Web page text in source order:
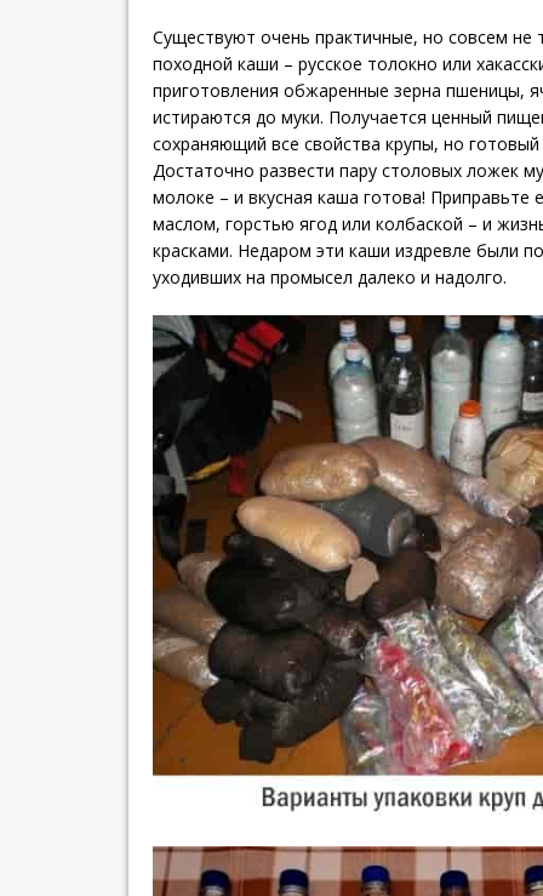
Существуют очень практичные, но совсем не
походной каши – русское толокно или
приготовления обжаренные зерна пшеницы,
истираются до муки. Получается ценный
сохраняющий все свойства крупы, но
Достаточно развести пару столовых ложек
молоке – и вкусная каша готова! Приправьте
маслом, горстью ягод или колбаской – и
красками. Недаром эти каши издревле были
уходивших на промысел далеко и надолго.